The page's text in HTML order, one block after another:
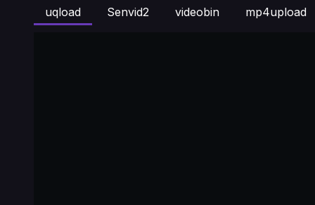
uqload Senvid2 videobin mp4upload